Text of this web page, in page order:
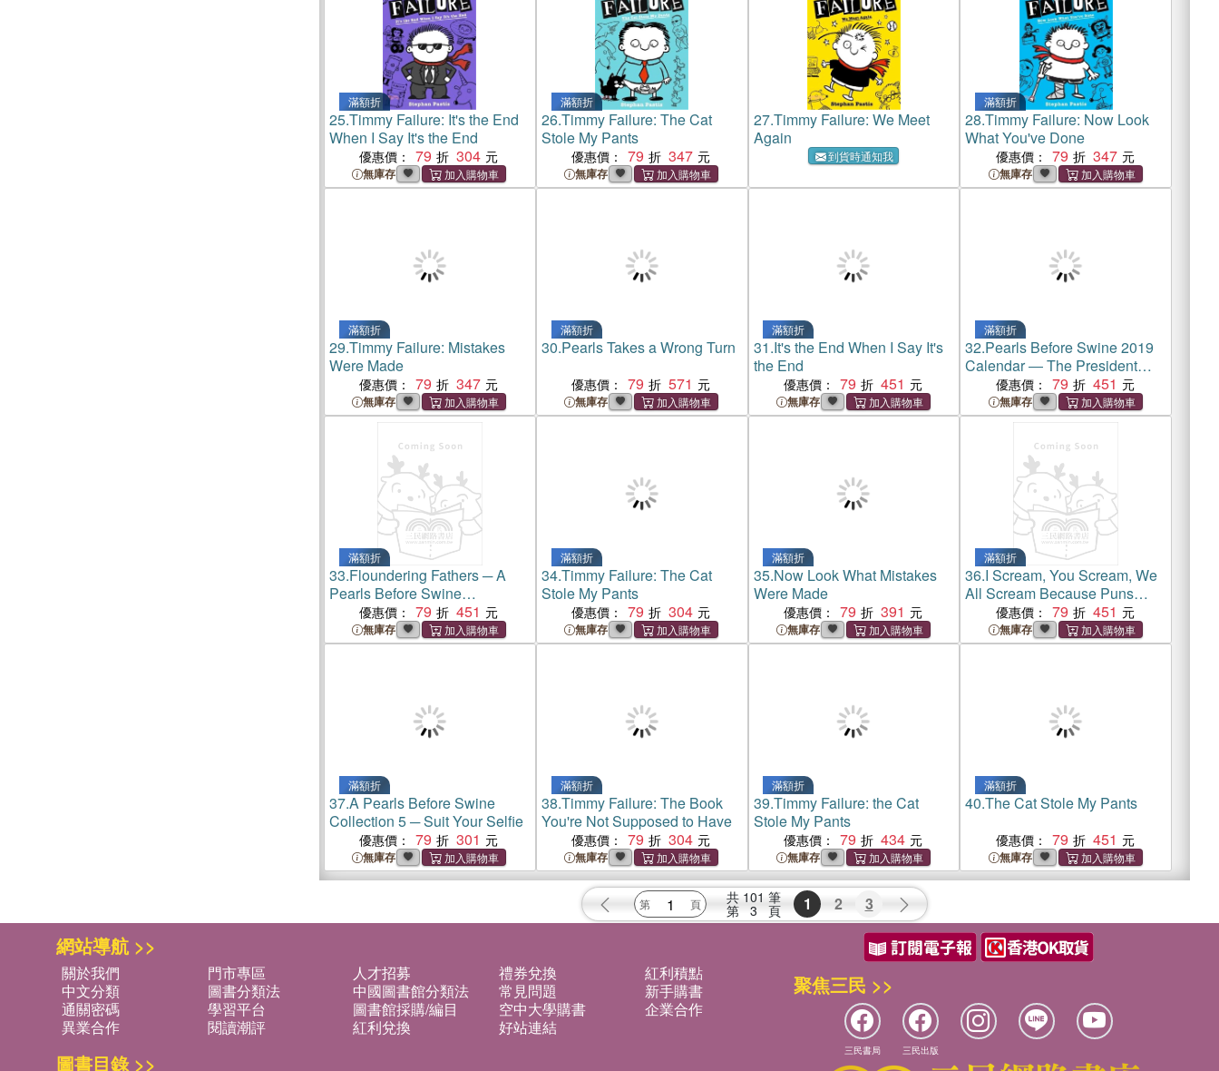
滿額折
25.Timmy Failure: It's the End
When I Say It's the End
優惠價： 79 304
無庫存
滿額折
26.Timmy Failure: The Cat
Stole My Pants
優惠價： 79 347
無庫存
27.Timmy Failure: We Meet
Again
到貨時通知我
滿額折
28.Timmy Failure: Now Look
What You've Done
優惠價： 79 347
無庫存
滿額折
29.Timmy Failure: Mistakes
Were Made
優惠價： 79 347
無庫存
滿額折
30.Pearls Takes a Wrong Turn
優惠價： 79 571
無庫存
滿額折
31.It's the End When I Say It's
the End
優惠價： 79 451
無庫存
滿額折
32.Pearls Before Swine 2019
Calendar ― The President
Needs to Stop Tweeting
優惠價： 79 451
無庫存
滿額折
33.Floundering Fathers ─ A
Pearls Before Swine
Collection
優惠價： 79 451
無庫存
滿額折
34.Timmy Failure: The Cat
Stole My Pants
優惠價： 79 304
無庫存
滿額折
35.Now Look What Mistakes
Were Made
優惠價： 79 391
無庫存
滿額折
36.I Scream, You Scream, We
All Scream Because Puns
Suck優惠價： 79 451
無庫存
滿額折
37.A Pearls Before Swine
Collection 5 ─ Suit Your Selfie
優惠價： 79 301
無庫存
滿額折
38.Timmy Failure: The Book
You're Not Supposed to Have
優惠價： 79 304
無庫存
滿額折
39.Timmy Failure: the Cat
Stole My Pants
優惠價： 79 434
無庫存
滿額折
40.The Cat Stole My Pants
優惠價： 79 451
無庫存
共 101 筆
第 3 頁 1 2 3
網站導航 >>
關於我們 門市專區 人才招募 禮券兌換
紅利積點
中文分類
圖書分類法 中國圖書館分類法 常見問題
新手購書
通關密碼
學習平台 圖書館採購/編目 空中大學購書
企業合作
異業合作
閱讀潮評 紅利兌換 好站連結
圖書目錄 >>
聚焦三民 >>
三民書局 三民出版